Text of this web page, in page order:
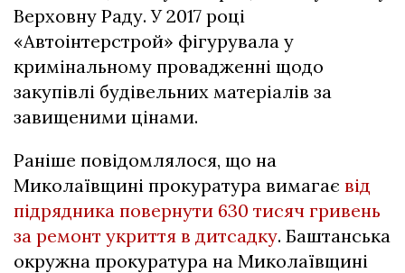
Верховну Раду. У 2017 році
«Автоінтерстрой» фігурувала у
кримінальному провадженні щодо
закупівлі будівельних матеріалів за
завищеними цінами.
Раніше повідомлялося, що на
Миколаївщині прокуратура вимагає від
підрядника повернути 630 тисяч гривень
за ремонт укриття в дитсадку. Баштанська
окружна прокуратура на Миколаївщині